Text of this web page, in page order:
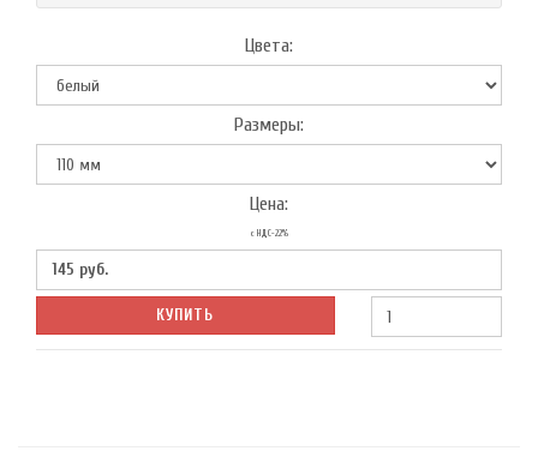
Цвета:
Размеры:
Цена:
с НДС-22%
145 руб.
КУПИТЬ